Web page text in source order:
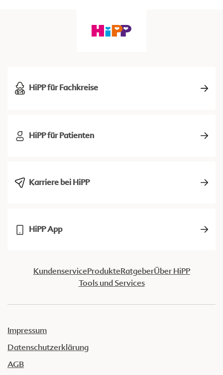
HiPP für Fachkreise
HiPP für Patienten
Karriere bei HiPP
HiPP App
KundenserviceProdukteRatgeberÜber HiPP
Tools und Services
Impressum
Datenschutzerklärung
AGB